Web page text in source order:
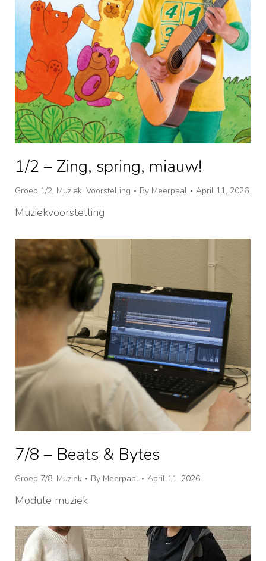
1/2 – Zing, spring, miauw!
Groep 1/2, Muziek, Voorstelling By Meerpaal April 11, 2026
Muziekvoorstelling
7/8 – Beats & Bytes
Groep 7/8, Muziek By Meerpaal April 11, 2026
Module muziek